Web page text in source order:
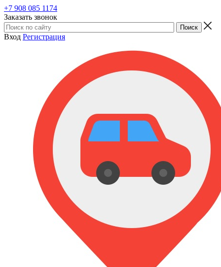
+7 908 085 1174
Заказать звонок
Вход Регистрация